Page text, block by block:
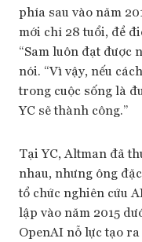
phía sau vào năm
mới chỉ 28 tuổi, để
“Sam luôn đạt được
nói. “Vì vậy, nếu
trong cuộc sống là
YC sẽ thành công.”
Tại YC, Altman đã
nhau, nhưng ông
tổ chức nghiên cứu
lập vào năm 2015
OpenAI nỗ lực tạo